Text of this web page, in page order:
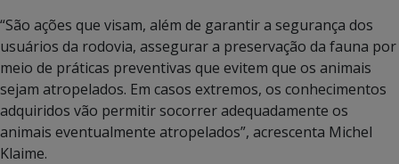
“São ações que visam, além de garantir a segurança dos
usuários da rodovia, assegurar a preservação da fauna por
meio de práticas preventivas que evitem que os animais
sejam atropelados. Em casos extremos, os conhecimentos
adquiridos vão permitir socorrer adequadamente os
animais eventualmente atropelados”, acrescenta Michel
Klaime.